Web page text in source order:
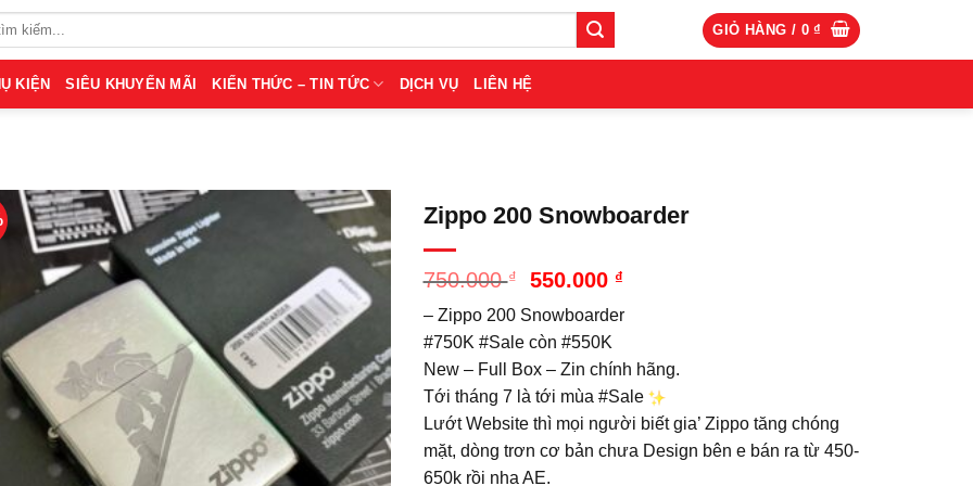
GIỎ HÀNG / 0₫
KIỆN SIÊU KHUYẾN MÃI KIẾN THỨC – TIN TỨC DỊCH VỤ LIÊN HỆ
Zippo 200 Snowboarder
750.000₫
Giá
là:
750.000 ₫.
550.000 ₫Giá
tại
550.000 ₫.
– Zippo 200 Snowboarder
#750K #Sale còn #550K
New – Full Box – Zin chính hãng.
Tới tháng 7 là tới mùa #Sale
Lướt Website thì mọi người biết gia’ Zippo tăng chóng
mặt, dòng trơn cơ bản chưa Design bên e bán ra từ 450-
650k rồi nha AE.